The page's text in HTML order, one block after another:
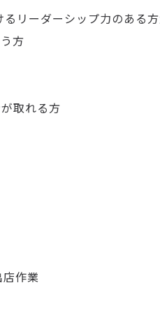
リーダーシップ力のある方
方
取れる方
作業